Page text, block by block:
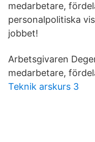
medarbetare,
personalpolitiska
jobbet!
Arbetsgivaren
medarbetare,
Teknik arskurs 3